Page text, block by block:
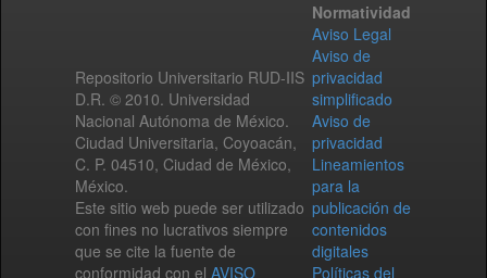
Repositorio Universitario RUD-IIS
D.R. © 2010. Universidad
Nacional Autónoma de México.
Ciudad Universitaria, Coyoacán,
C. P. 04510, Ciudad de México,
México.
Este sitio web puede ser utilizado
con fines no lucrativos siempre
que se cite la fuente de
conformidad con el AVISO
Normatividad
Aviso Legal
Aviso de
privacidad
simplificado
Aviso de
privacidad
Lineamientos
para la
publicación de
contenidos
digitales
Políticas del